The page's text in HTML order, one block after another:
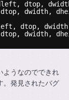
dtop,
dwidth,
dtop,
dwidth,
ようなのでできれ
。発見されたバグ